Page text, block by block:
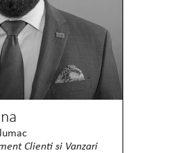
Clienti si Vanzari